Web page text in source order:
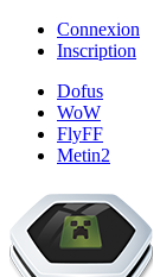
Connexion
Inscription
Dofus
WoW
FlyFF
Metin2